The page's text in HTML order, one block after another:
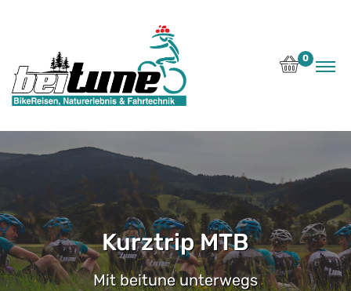
0
Kurztrip MTB
Mit beitune unterwegs